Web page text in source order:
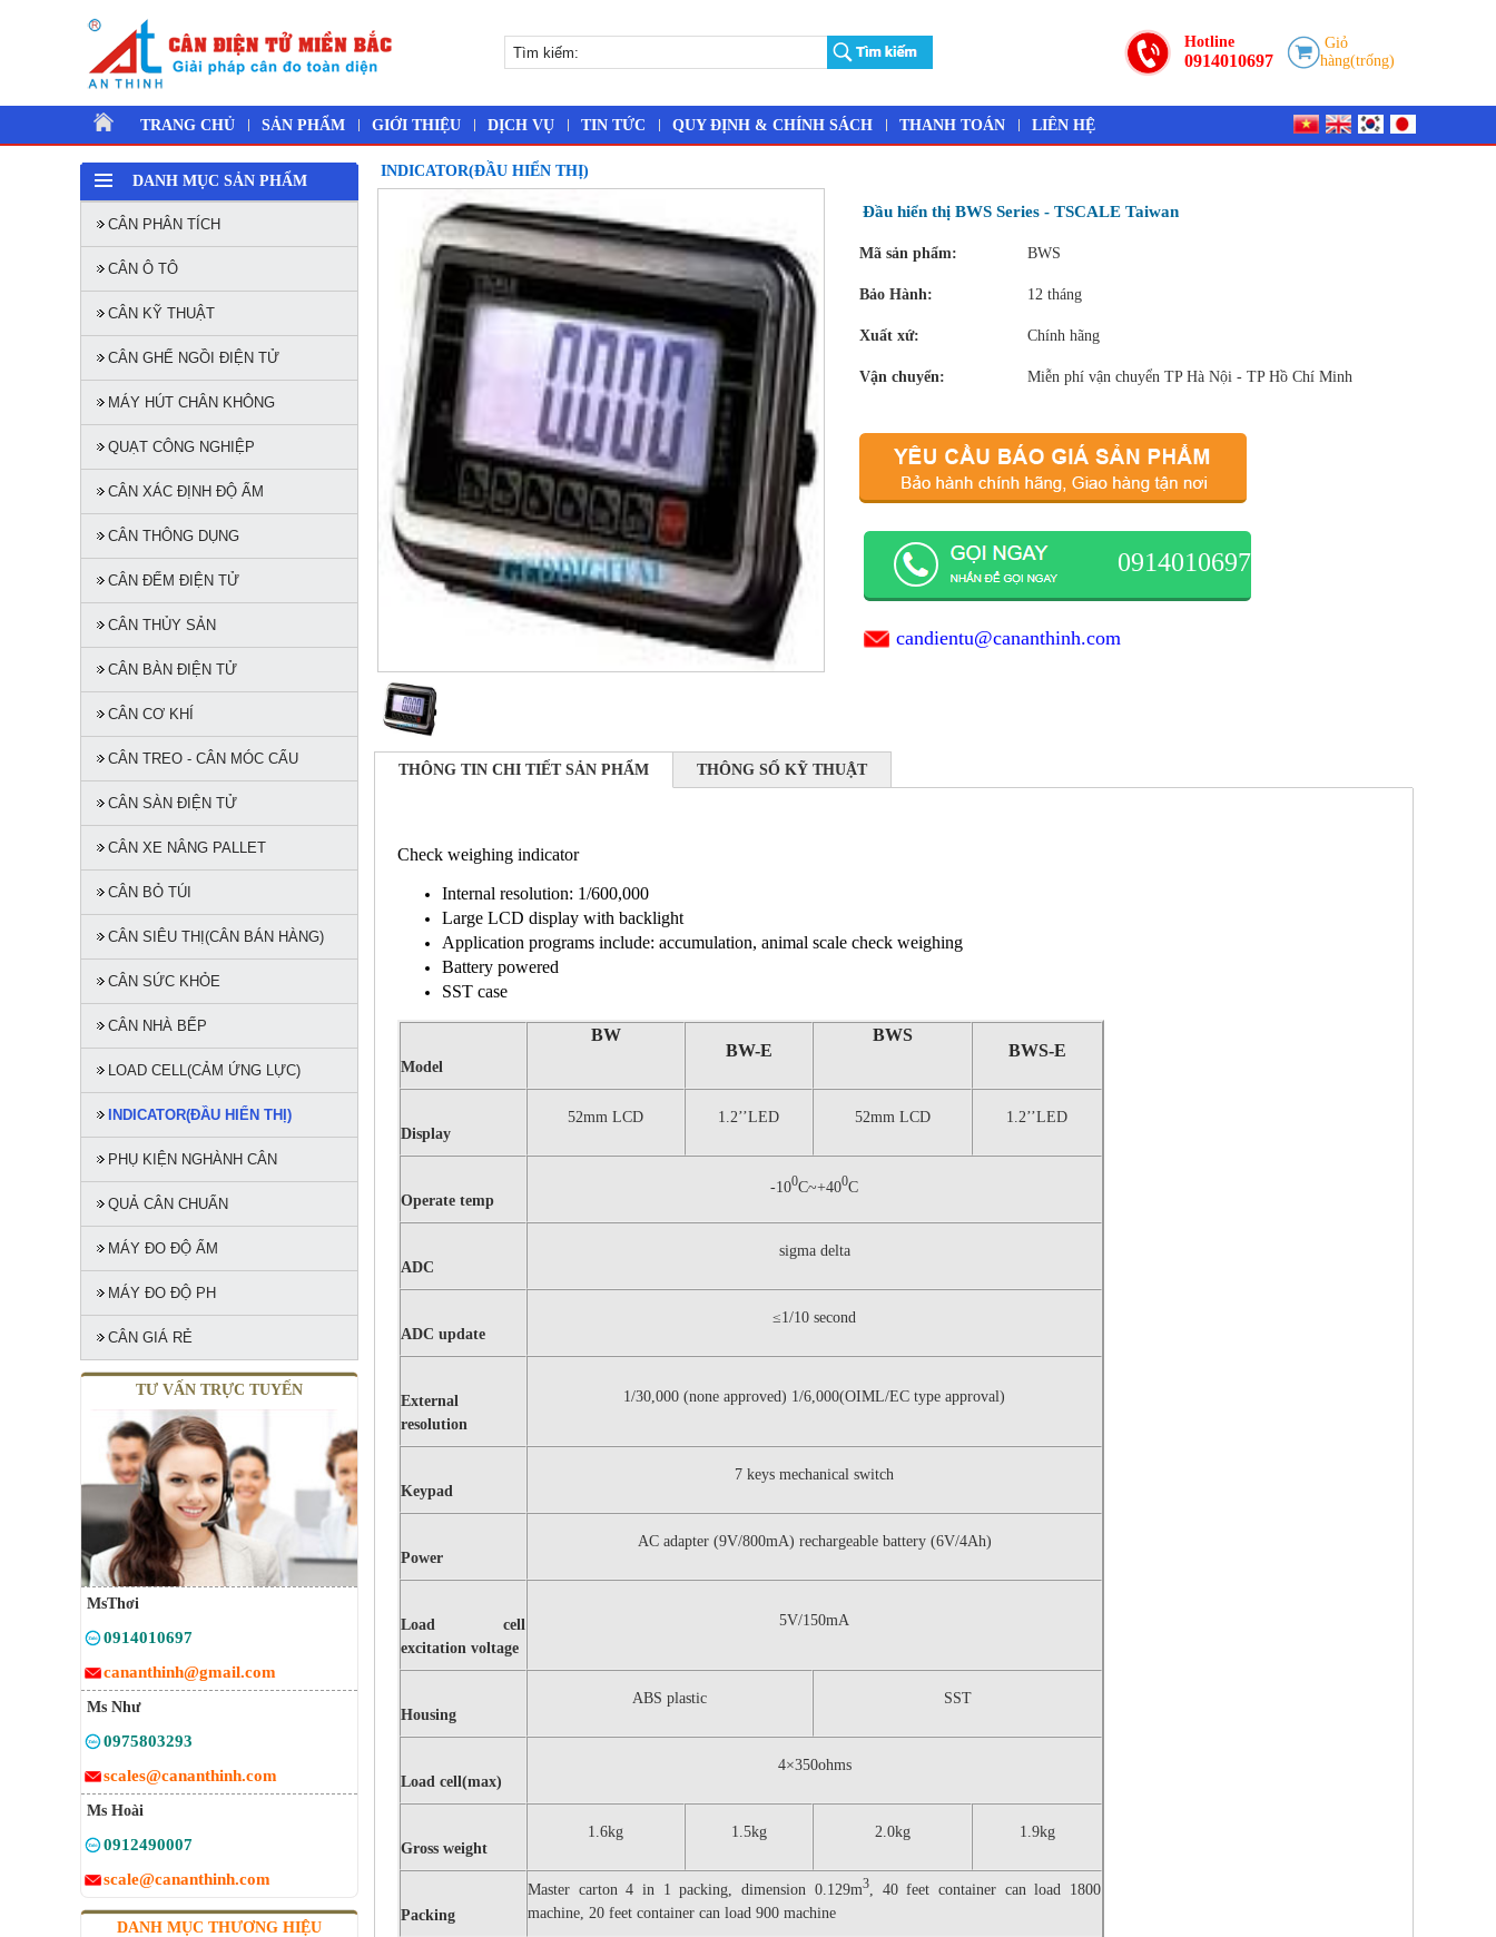
Hotline
0914010697
Giỏ
hàng(trống)
TRANG CHỦ SẢN PHẨM GIỚI THIỆU DỊCH VỤ TIN TỨC QUY ĐỊNH & CHÍNH SÁCH THANH TOÁN LIÊN HỆ
DANH MỤC SẢN PHẨM
CÂN PHÂN TÍCH
CÂN Ô TÔ
CÂN KỸ THUẬT
CÂN GHẾ NGỒI ĐIỆN TỬ
MÁY HÚT CHÂN KHÔNG
QUẠT CÔNG NGHIỆP
CÂN XÁC ĐỊNH ĐỘ ẨM
CÂN THÔNG DỤNG
CÂN ĐẾM ĐIỆN TỬ
CÂN THỦY SẢN
CÂN BÀN ĐIỆN TỬ
CÂN CƠ KHÍ
CÂN TREO - CÂN MÓC CẨU
CÂN SÀN ĐIỆN TỬ
CÂN XE NÂNG PALLET
CÂN BỎ TÚI
CÂN SIÊU THỊ(CÂN BÁN HÀNG)
CÂN SỨC KHỎE
CÂN NHÀ BẾP
LOAD CELL(CẢM ỨNG LỰC)
INDICATOR(ĐẦU HIỂN THỊ)
PHỤ KIỆN NGHÀNH CÂN
QUẢ CÂN CHUẨN
MÁY ĐO ĐỘ ẨM
MÁY ĐO ĐỘ PH
CÂN GIÁ RẺ
TƯ VẤN TRỰC TUYẾN
MsThơi
0914010697
cananthinh@gmail.com
Ms Như
0975803293
scales@cananthinh.com
Ms Hoài
0912490007
scale@cananthinh.com
DANH MỤC THƯƠNG HIỆU
INDICATOR(ĐẦU HIỂN THỊ)
Đầu hiển thị BWS Series - TSCALE Taiwan
Mã sản phẩm: BWS
Bảo Hành: 12 tháng
Xuất xứ: Chính hãng
Vận chuyển: Miễn phí vận chuyển TP Hà Nội - TP Hồ Chí Minh
0914010697
candientu@cananthinh.com
THÔNG TIN CHI TIẾT SẢN PHẨM THÔNG SỐ KỸ THUẬT
Check weighing indicator
Internal resolution: 1/600,000
Large LCD display with backlight
Application programs include: accumulation, animal scale check weighing
Battery powered
SST case
Model
BW
BW-E
BWS
BWS-E
Display
52mm LCD 1.2’’LED 52mm LCD 1.2’’LED
Operate temp
-100C~+400C
ADC
sigma delta
ADC update
≤1/10 second
External
resolution
1/30,000 (none approved) 1/6,000(OIML/EC type approval)
Keypad
7 keys mechanical switch
Power
AC adapter (9V/800mA) rechargeable battery (6V/4Ah)
Load cell
excitation voltage
5V/150mA
Housing
ABS plastic SST
Load cell(max)
4×350ohms
Gross weight
1.6kg 1.5kg 2.0kg 1.9kg
Packing
Master carton 4 in 1 packing, dimension 0.129m3, 40 feet container can load 1800
machine, 20 feet container can load 900 machine